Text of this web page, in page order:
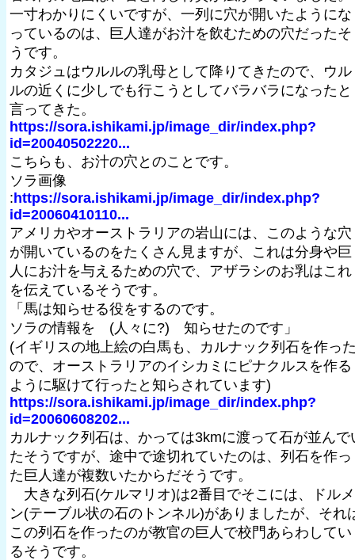
一寸わかりにくいですが、一列に穴が開いたようにな
っているのは、巨人達がお汁を飲むための穴だったそ
うです。
カタジュはウルルの乳母として降りてきたので、ウル
ルの近くに少しでも行こうとしてバラバラになったと
言ってきた。
https://sora.ishikami.jp/image_dir/index.php?
id=20040502220...
こちらも、お汁の穴とのことです。
ソラ画像
: https://sora.ishikami.jp/image_dir/index.php?
id=20060410110...
アメリカやオーストラリアの岩山には、このような穴
が開いているのをたくさん見ますが、これは分身や巨
人にお汁を与えるための穴で、アザラシのお乳はこれ
を伝えているそうです。
「馬は知らせる役をするのです。
ソラの情報を (人々に?) 知らせたのです」
(イギリスの地上絵の白馬も、カルナック列石を作っ
ので、オーストラリアのイシカミにピナクルスを作る
ように駆けて行ったと知らされています)
https://sora.ishikami.jp/image_dir/index.php?
id=20060608202...
カルナック列石は、かっては3kmに渡って石が並んで
たそうですが、途中で途切れていたのは、列石を作っ
た巨人達が複数いたからだそうです。
大きな列石(ケルマリオ)は2番目でそこには、ドルメ
ン(テーブル状の石のトンネル)がありましたが、それ
この列石を作ったのが教官の巨人で校門あらわしてい
るそうです。